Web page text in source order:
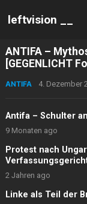
leftvision __
ANTIFA –
[GEGENLICHT
ANTIFA 4. Dezember
Antifa – Schulter
9 Monaten ago
Protest nach
2 Jahren ago
Linke als Teil der